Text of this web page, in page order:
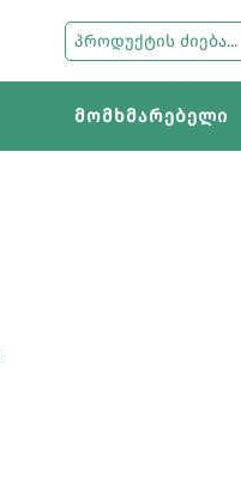
მომხმარებელი